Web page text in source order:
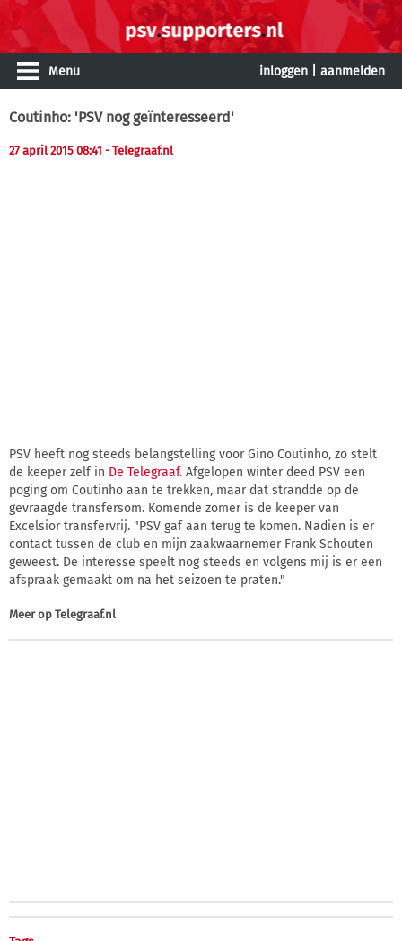
Menu inloggen aanmelden
Coutinho: 'PSV nog geïnteresseerd'
27 april 2015 08:41 - Telegraaf.nl
PSV heeft nog steeds belangstelling voor Gino Coutinho, zo stelt
de keeper zelf in De Telegraaf. Afgelopen winter deed PSV een
poging om Coutinho aan te trekken, maar dat strandde op de
gevraagde transfersom. Komende zomer is de keeper van
Excelsior transfervrij. "PSV gaf aan terug te komen. Nadien is er
contact tussen de club en mijn zaakwaarnemer Frank Schouten
geweest. De interesse speelt nog steeds en volgens mij is er een
afspraak gemaakt om na het seizoen te praten."
Meer op Telegraaf.nl